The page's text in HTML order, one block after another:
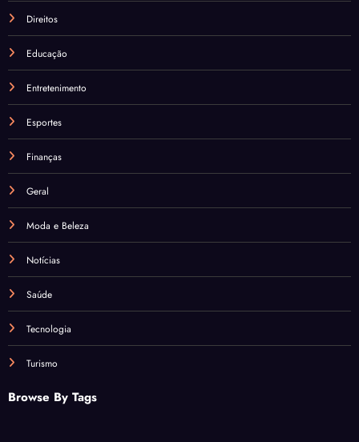
Direitos
Educação
Entretenimento
Esportes
Finanças
Geral
Moda e Beleza
Notícias
Saúde
Tecnologia
Turismo
Browse By Tags